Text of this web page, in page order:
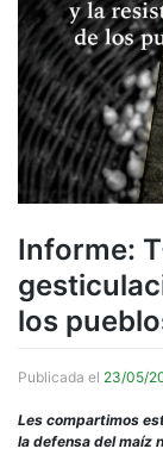
Informe:
los
Publicada el 23/05/
Les compartimos
la defensa del maíz